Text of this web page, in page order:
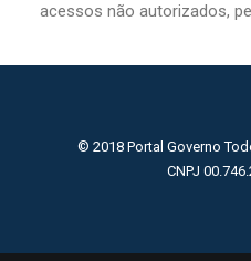
acessos não autorizados,
© 2018 Portal Governo
CNPJ